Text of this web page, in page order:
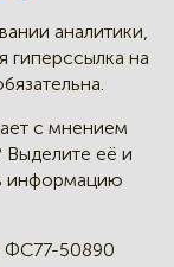
аналитики,
гиперссылка на
с мнением
Выделите её и
информацию
50890